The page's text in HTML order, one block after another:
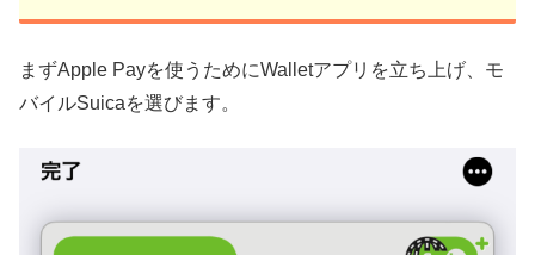
まずApple Payを使うためにWalletアプリを立ち上げ、モ
バイルSuicaを選びます。